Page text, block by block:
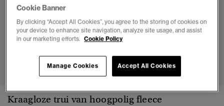
1 2 3 4 5 6
Kraagloze trui van hoogpolig fleece
Cookie Banner
By clicking “Accept All Cookies”, you agree to the storing of cookies on
your device to enhance site navigation, analyze site usage, and assist
in our marketing efforts. Cookie Policy
Accept All Cookies
Manage Cookies